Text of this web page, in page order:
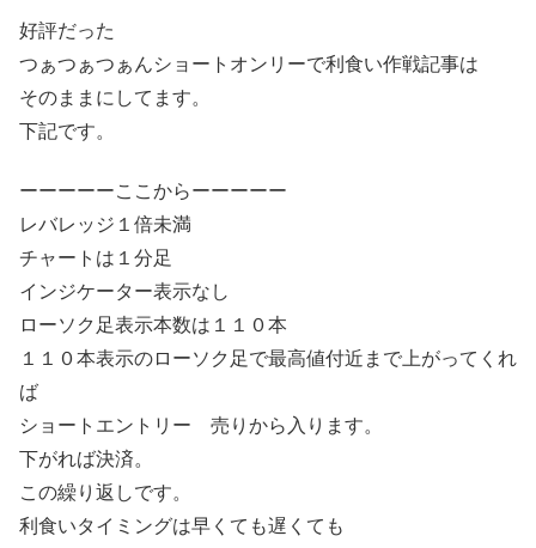
好評だった
つぁつぁつぁんショートオンリーで利食い作戦記事は
そのままにしてます。
下記です。
ーーーーーここからーーーーー
レバレッジ１倍未満
チャートは１分足
インジケーター表示なし
ローソク足表示本数は１１０本
１１０本表示のローソク足で最高値付近まで上がってくれ
ば
ショートエントリー 売りから入ります。
下がれば決済。
この繰り返しです。
利食いタイミングは早くても遅くても